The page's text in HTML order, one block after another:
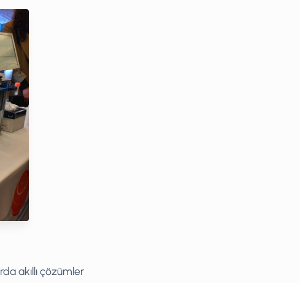
akıllı çözümler